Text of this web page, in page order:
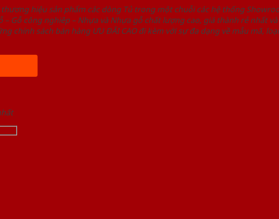
thương hiệu sản phẩm các dòng Tủ trong một chuỗi các hệ thống
– Gỗ công nghiêp – Nhựa và Nhựa gỗ chất lượng cao, giá thành rẻ nhất
chính sách bán hàng ƯU ĐÃI CAO đi kèm với sự đa dạng về mẫu mã,